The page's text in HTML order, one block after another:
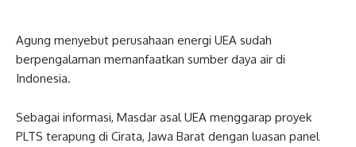
Agung menyebut perusahaan energi UEA sudah
berpengalaman memanfaatkan sumber daya air di
Indonesia.
Sebagai informasi, Masdar asal UEA menggarap proyek
PLTS terapung di Cirata, Jawa Barat dengan luasan panel